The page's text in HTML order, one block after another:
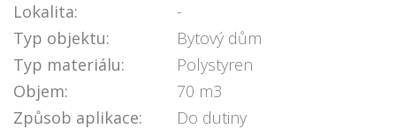
Lokalita:
-
Typ objektu:
Bytový dům
Typ materiálu:
Polystyren
Objem:
70 m3
Způsob aplikace:
Do dutiny